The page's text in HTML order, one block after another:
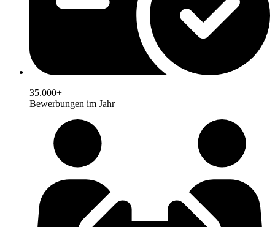
35.000+
Bewerbungen im Jahr